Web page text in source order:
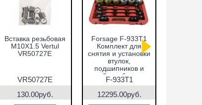
Вставка резьбовая
M10X1.5 Vertul
VR50727E
VR50727E
130.00руб.
Forsage F-933T1
Комплект для
снятия и установки
втулок,
подшипников и
сайлентблоков
F-933T1
12295.00руб.